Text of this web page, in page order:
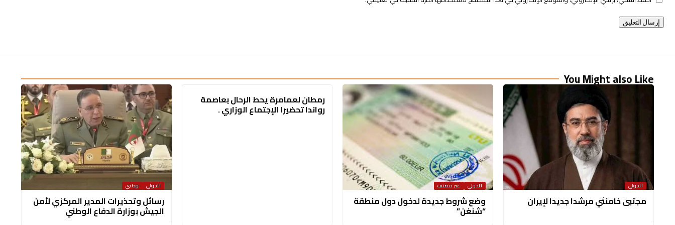
You Might also Like
الدولي
مجتبى خامنئي مرشدا جديدا لإيران
الدولي غير مصنف
وضع شروط جديدة لدخول دول منطقة
“شنغن”
رمطان لعمامرة يحط الرحال بعاصمة
رواندا تحضيرا الإجتماع الوزاري .
الدولي وطني
رسائل وتحذيرات المدير المركزي لأمن
الجيش بوزارة الدفاع الوطني